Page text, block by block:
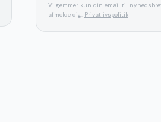
Vi gemmer kun din email til
afmelde dig. Privatlivspolitik